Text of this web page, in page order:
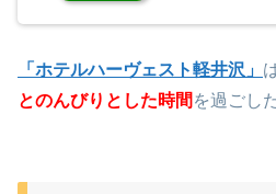
「ホテルハーヴェスト軽井沢」
とのんびりとした時間 を過ごし